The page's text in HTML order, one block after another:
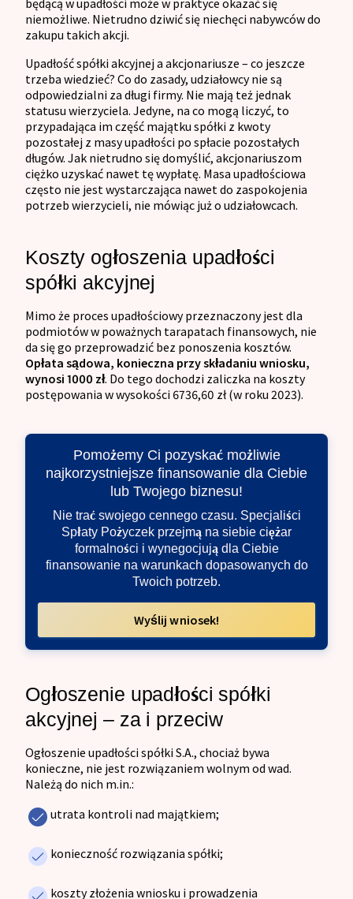
niemożliwe. Nietrudno dziwić się niechęci nabywców do
zakupu takich akcji.
Upadłość spółki akcyjnej a akcjonariusze – co jeszcze
trzeba wiedzieć? Co do zasady, udziałowcy nie są
odpowiedzialni za długi firmy. Nie mają też jednak
statusu wierzyciela. Jedyne, na co mogą liczyć, to
przypadająca im część majątku spółki z kwoty
pozostałej z masy upadłości po spłacie pozostałych
długów. Jak nietrudno się domyślić, akcjonariuszom
ciężko uzyskać nawet tę wypłatę. Masa upadłościowa
często nie jest wystarczająca nawet do zaspokojenia
potrzeb wierzycieli, nie mówiąc już o udziałowcach.
Koszty ogłoszenia upadłości
spółki akcyjnej
Mimo że proces upadłościowy przeznaczony jest dla
podmiotów w poważnych tarapatach finansowych, nie
da się go przeprowadzić bez ponoszenia kosztów.
Opłata sądowa, konieczna przy składaniu wniosku,
wynosi 1000 zł. Do tego dochodzi zaliczka na koszty
postępowania w wysokości 6736,60 zł (w roku 2023).
Pomożemy Ci pozyskać możliwie
najkorzystniejsze finansowanie dla Ciebie
lub Twojego biznesu!
Nie trać swojego cennego czasu. Specjaliści
Spłaty Pożyczek przejmą na siebie ciężar
formalności i wynegocjują dla Ciebie
finansowanie na warunkach dopasowanych do
Twoich potrzeb.
Wyślij wniosek!
Ogłoszenie upadłości spółki
akcyjnej – za i przeciw
Ogłoszenie upadłości spółki S.A., chociaż bywa
konieczne, nie jest rozwiązaniem wolnym od wad.
Należą do nich m.in.:
utrata kontroli nad majątkiem;
konieczność rozwiązania spółki;
koszty złożenia wniosku i prowadzenia